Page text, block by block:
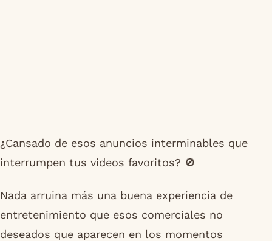
¿Cansado de esos anuncios interminables que
interrumpen tus videos favoritos? 🚫
Nada arruina más una buena experiencia de
entretenimiento que esos comerciales no
deseados que aparecen en los momentos